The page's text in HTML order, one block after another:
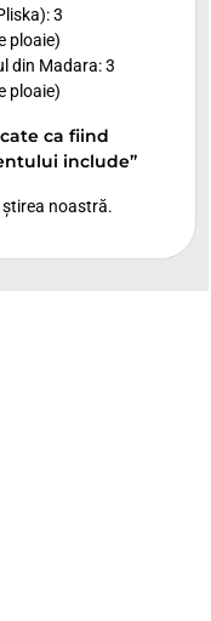
3
ploaie)
din Madara: 3
ploaie)
ca fiind
include”
noastră.